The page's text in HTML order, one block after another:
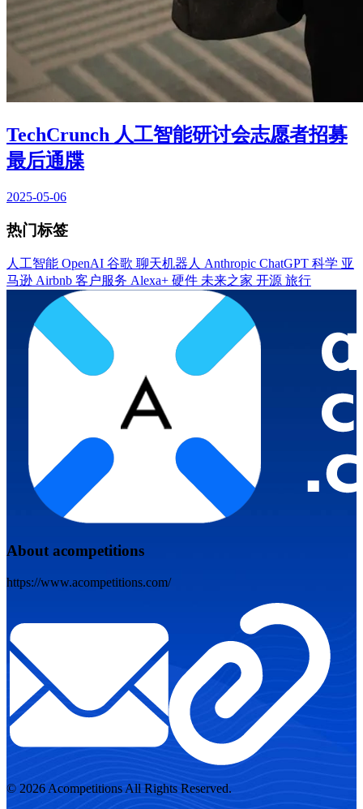
TechCrunch 人工智能研讨会志愿者招募
最后通牒
2025-05-06
热门标签
人工智能 OpenAI 谷歌 聊天机器人 Anthropic ChatGPT 科学 亚
马逊 Airbnb 客户服务 Alexa+ 硬件 未来之家 开源 旅行
About acompetitions
https://www.acompetitions.com/
© 2026 Acompetitions All Rights Reserved.